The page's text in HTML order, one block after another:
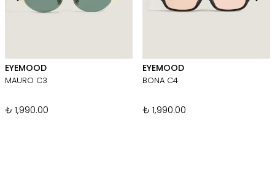
EYEMOOD
MAURO C3
₺ 1,990.00
EYEMOOD
BONA C4
₺ 1,990.00